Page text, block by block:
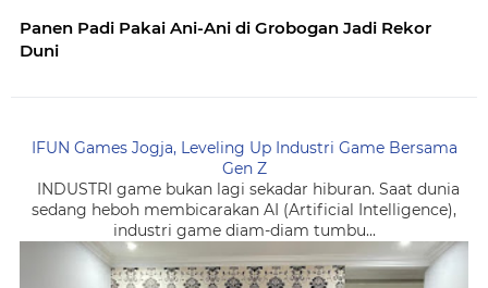
Panen Padi Pakai Ani-Ani di Grobogan Jadi Rekor
Duni
IFUN Games Jogja, Leveling Up Industri Game Bersama
Gen Z
INDUSTRI game bukan lagi sekadar hiburan. Saat dunia
sedang heboh membicarakan AI (Artificial Intelligence),
industri game diam-diam tumbu...